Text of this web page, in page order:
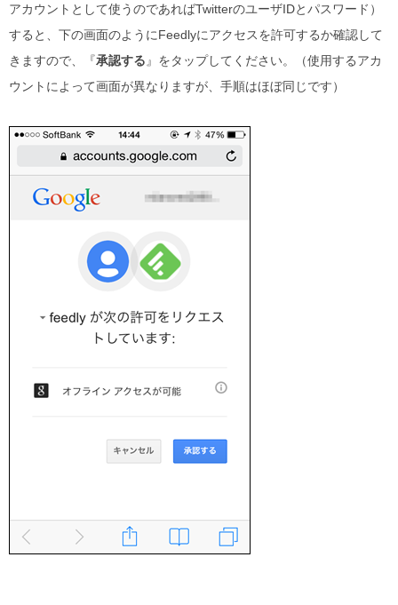
アカウントとして使うのであればTwitterのユーザIDとパスワード）
すると、下の画面のようにFeedlyにアクセスを許可するか確認して
きますので、『承認する 』をタップしてください。（使用するアカ
ウントによって画面が異なりますが、手順はほぼ同じです）